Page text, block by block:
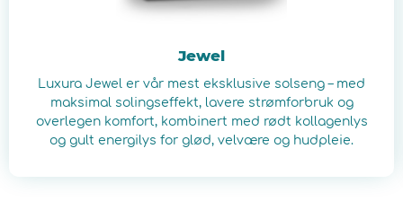
Jewel
Luxura Jewel er vår mest eksklusive solseng – med
maksimal solingseffekt, lavere strømforbruk og
overlegen komfort, kombinert med rødt kollagenlys
og gult energilys for glød, velvære og hudpleie.